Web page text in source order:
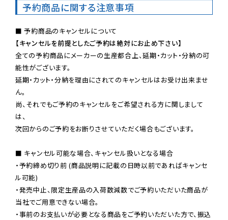
予約商品に関する注意事項
【キャンセルを前提としたご予約は絶対にお止め下さい】
全ての予約商品にメーカーの生産都合上、延期・カット・分納の可
能性がございます。
延期・カット・分納を理由にされてのキャンセルはお受け出来ませ
ん。
尚、それでもご予約のキャンセルをご希望される方に関しまして
は、
次回からのご予約をお断りさせていただく場合もございます。
■ キャンセル可能な場合、キャンセル扱いとなる場合
・予約締め切り前 (商品説明に記載の日時以前であればキャンセ
ル可能)
・発売中止、限定生産品の入荷数減数でご予約いただいた商品が
当社でご用意できない場合。
・事前のお支払いが必要となる商品をご予約いただいた方で、振込